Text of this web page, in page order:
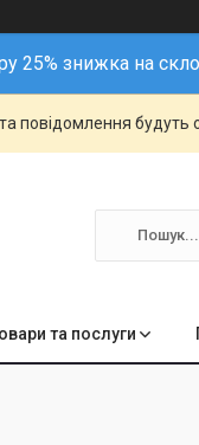
25% знижка на
повідомлення будуть
та послуги